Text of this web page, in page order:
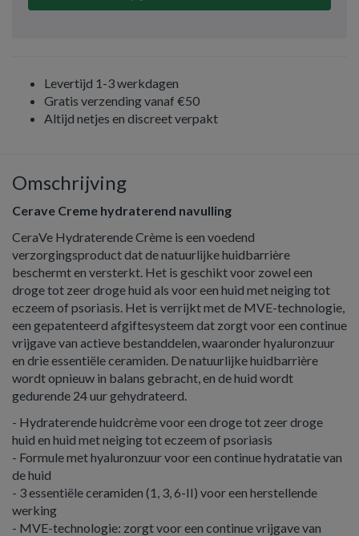
Levertijd 1-3 werkdagen
Gratis verzending vanaf €50
Altijd netjes en discreet verpakt
Omschrijving
Cerave Creme hydraterend navulling
CeraVe Hydraterende Crème is een voedend
verzorgingsproduct dat de natuurlijke huidbarrière
beschermt en versterkt. Het is geschikt voor zowel een
droge tot zeer droge huid als voor een huid met neiging tot
eczeem of psoriasis. Het is verrijkt met de MVE-technologie,
een gepatenteerd afgiftesysteem dat zorgt voor een continue
vrijgave van actieve bestanddelen, waaronder hyaluronzuur
en drie essentiële ceramiden. De natuurlijke huidbarrière
wordt opnieuw in balans gebracht, en de huid wordt
gedurende 24 uur gehydrateerd.
- Hydraterende huidcrème voor een droge tot zeer droge
huid en huid met neiging tot eczeem of psoriasis
- Formule met hyaluronzuur voor een continue hydratatie van
de huid
- 3 essentiële ceramiden (1, 3, 6-II) voor een herstellende
werking
- MVE-technologie: zorgt voor een continue vrijgave van